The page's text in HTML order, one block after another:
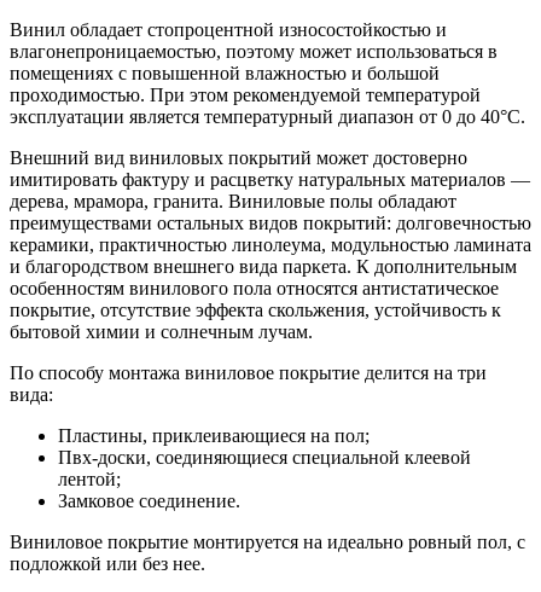
Винил обладает стопроцентной износостойкостью и
влагонепроницаемостью, поэтому может использоваться в
помещениях с повышенной влажностью и большой
проходимостью. При этом рекомендуемой температурой
эксплуатации является температурный диапазон от 0 до 40°С.
Внешний вид виниловых покрытий может достоверно
имитировать фактуру и расцветку натуральных материалов —
дерева, мрамора, гранита. Виниловые полы обладают
преимуществами остальных видов покрытий: долговечностью
керамики, практичностью линолеума, модульностью ламината
и благородством внешнего вида паркета. К дополнительным
особенностям винилового пола относятся антистатическое
покрытие, отсутствие эффекта скольжения, устойчивость к
бытовой химии и солнечным лучам.
По способу монтажа виниловое покрытие делится на три
вида:
Пластины, приклеивающиеся на пол;
Пвх-доски, соединяющиеся специальной клеевой
лентой;
Замковое соединение.
Виниловое покрытие монтируется на идеально ровный пол, с
подложкой или без нее.